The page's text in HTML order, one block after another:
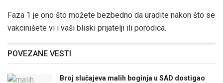
Faza 1 je ono što možete bezbedno da uradite nakon što se
vakcinišete vi i vaši bliski prijatelji ili porodica.
POVEZANE VESTI
Broj slučajeva malih boginja u SAD dostigao